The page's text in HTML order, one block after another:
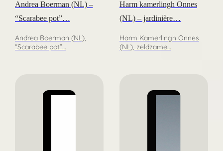
Andrea Boerman (NL) –
“Scarabee pot”…
Andrea Boerman (NL),
“Scarabee pot”…
Harm kamerlingh Onnes
(NL) – jardinière…
Harm Kamerlingh Onnes
(NL), zeldzame…